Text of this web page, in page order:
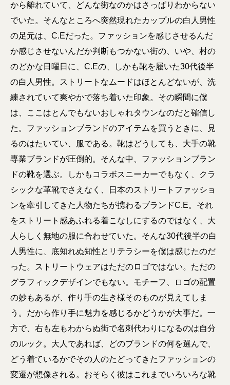
から離れていて、どんな街なのかはさっぱりわからない
でいた。そんなところへ突然現れたカップルの白人男性
の足元は、C.Eだった。ファッションを感じさせるんだ
か感じさせないんだか判断もつかない街の、いや、村の
のどかな日曜日に、C.Eの、しかも靴を履いた30代後半
の白人男性。ストリートなムードはほとんどないが、洗
練されていて爽やかで落ち着いた印象。その瞬間に僕
は、ここはとんでもないおしゃれタウンなのだと確信し
た。ファッションブランドのアイテムを買うときに、見
るのはたいてい、服である。靴はどうしても、大手の靴
専業ブランドが圧倒的。そんな中、ファッションブラン
ドの靴を選ぶ。しかもコラボスニーカーでもなく、クラ
シックな革靴でさえなく、日本のストリートファッショ
ンを牽引してきた人物たちが携わるブランドC.E。それ
をストリート感あふれる着こなしにするのではなく、大
人らしく無地の服に合わせていた。そんな30代後半の白
人男性に、底知れぬ知性とリテラシーを僕は感じたのだ
った。ストリートウェアはただのロゴではない。ただの
グラフィックデザインでもない。モチーフ、ロゴの配置
の妙もあるが、作り手の生き様そのものが見えてしま
う。だから作り手に魅力を感じるかどうかが大事だ。一
方で、右も左もわからぬ街で名刺代わりになるのは自分
のルック。大人であれば、どのブランドの何を選んで、
どう着ているかでその人のたどってきたファッションの
変遷が想像される。おそらく彼はこれまでいろいろな靴